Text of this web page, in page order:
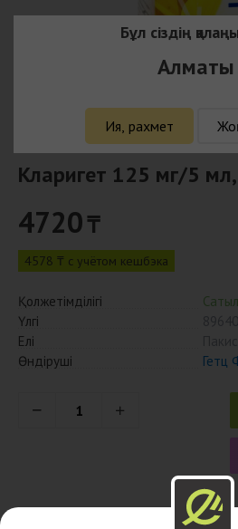
Кларигет 125 мг/5
4720₸
4578 ₸ с учётом кешбэка
Қолжетімділігі
Үлгі
Елі
Өндіруші
Гетц
Бұл сіздің
Алматы
Ия, рахмет